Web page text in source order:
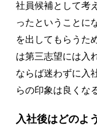
社員候補として考
ったということに
を出してもらうた
は第三志望には入
ならば迷わずに入
らの印象は良くな
入社後はどのよ